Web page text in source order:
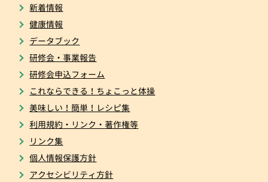
新着情報
健康情報
データブック
研修会・事業報告
研修会申込フォーム
これならできる！ちょこっと体操
美味しい！簡単！レシピ集
利用規約・リンク・著作権等
リンク集
個人情報保護方針
アクセシビリティ方針